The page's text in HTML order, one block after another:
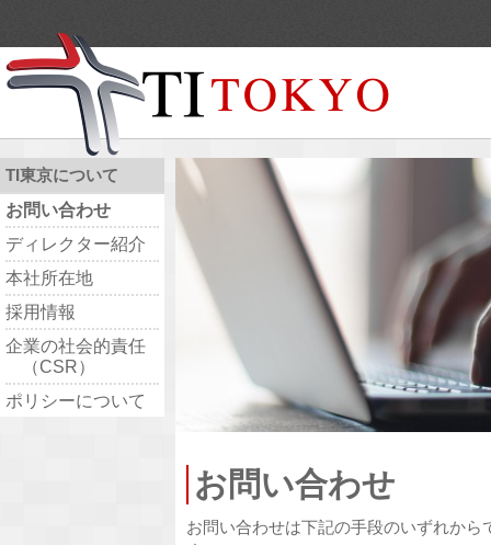
TI東京について
お問い合わせ
ディレクター紹介
本社所在地
採用情報
企業の社会的責任
（CSR）
ポリシーについて
お問い合わせ
お問い合わせは下記の手段のいずれか